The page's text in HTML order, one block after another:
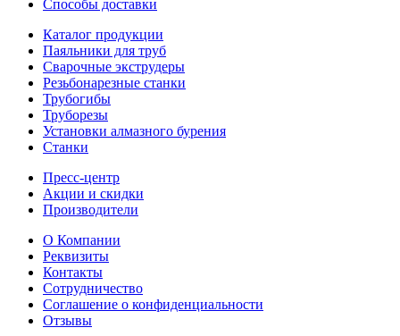
Способы доставки
Каталог продукции
Паяльники для труб
Сварочные экструдеры
Резьбонарезные станки
Трубогибы
Труборезы
Установки алмазного бурения
Станки
Пресс-центр
Акции и скидки
Производители
О Компании
Реквизиты
Контакты
Сотрудничество
Соглашение о конфиденциальности
Отзывы